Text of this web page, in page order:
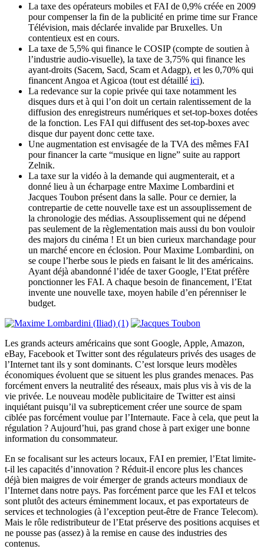
La taxe des opérateurs mobiles et FAI de 0,9% créée en 2009
pour compenser la fin de la publicité en prime time sur France
Télévision, mais déclarée invalide par Bruxelles. Un
contentieux est en cours.
La taxe de 5,5% qui finance le COSIP (compte de soutien à
l’industrie audio-visuelle), la taxe de 3,75% qui finance les
ayant-droits (Sacem, Sacd, Scam et Adagp), et les 0,70% qui
financent Angoa et Agicoa (tout est détaillé ici).
La redevance sur la copie privée qui taxe notamment les
disques durs et à qui l’on doit un certain ralentissement de la
diffusion des enregistreurs numériques et set-top-boxes dotées
de la fonction. Les FAI qui diffusent des set-top-boxes avec
disque dur payent donc cette taxe.
Une augmentation est envisagée de la TVA des mêmes FAI
pour financer la carte “musique en ligne” suite au rapport
Zelnik.
La taxe sur la vidéo à la demande qui augmenterait, et a
donné lieu à un écharpage entre Maxime Lombardini et
Jacques Toubon présent dans la salle. Pour ce dernier, la
contrepartie de cette nouvelle taxe est un assouplissement de
la chronologie des médias. Assouplissement qui ne dépend
pas seulement de la règlementation mais aussi du bon vouloir
des majors du cinéma ! Et un bien curieux marchandage pour
un marché encore en éclosion. Pour Maxime Lombardini, on
se coupe l’herbe sous le pieds en faisant le lit des américains.
Ayant déjà abandonné l’idée de taxer Google, l’Etat préfère
ponctionner les FAI. A chaque besoin de financement, l’Etat
invente une nouvelle taxe, moyen habile d’en pérenniser le
budget.
Les grands acteurs américains que sont Google, Apple, Amazon,
eBay, Facebook et Twitter sont des régulateurs privés des usages de
l’Internet tant ils y sont dominants. C’est lorsque leurs modèles
économiques évoluent que se situent les plus grandes menaces. Pas
forcément envers la neutralité des réseaux, mais plus vis à vis de la
vie privée. Le nouveau modèle publicitaire de Twitter est ainsi
inquiétant puisqu’il va subrepticement créer une source de spam
ciblée pas forcément voulue par l’Internaute. Face à cela, que peut la
régulation ? Aujourd’hui, pas grand chose à part exiger une bonne
information du consommateur.
En se focalisant sur les acteurs locaux, FAI en premier, l’Etat limite-
t-il les capacités d’innovation ? Réduit-il encore plus les chances
déjà bien maigres de voir émerger de grands acteurs mondiaux de
l’Internet dans notre pays. Pas forcément parce que les FAI et telcos
sont plutôt des acteurs éminemment locaux, et pas exportateurs de
services et technologies (à l’exception peut-être de France Telecom).
Mais le rôle redistributeur de l’Etat préserve des positions acquises et
ne pousse pas (assez) à la remise en cause des industries des
contenus.